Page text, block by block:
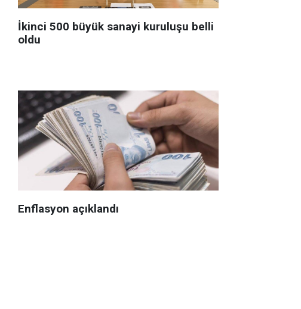
İkinci 500 büyük sanayi kuruluşu belli
oldu
Enflasyon açıklandı